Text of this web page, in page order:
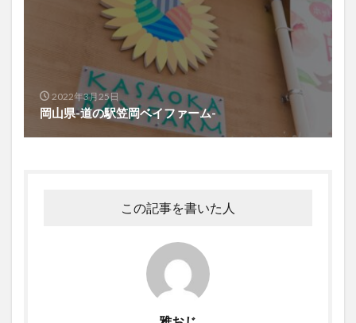
2022年3月25日
岡山県-道の駅笠岡ベイファーム-
この記事を書いた人